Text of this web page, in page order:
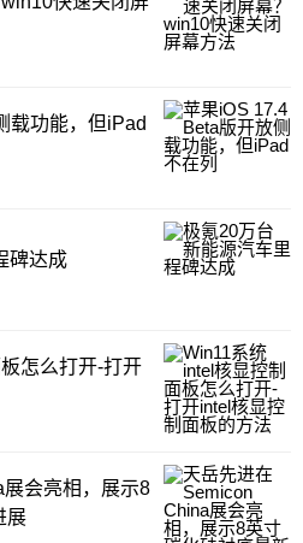
载功能，但iPad
碑达成
怎么打开-打开
会亮相，展示8
展